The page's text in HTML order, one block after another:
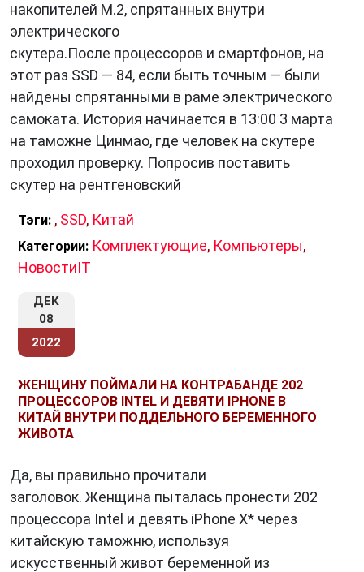
накопителей M.2, спрятанных внутри
электрического
скутера.После процессоров и смартфонов, на
этот раз SSD — 84, если быть точным — были
найдены спрятанными в раме электрического
самоката. История начинается в 13:00 3 марта
на таможне Цинмао, где человек на скутере
проходил проверку. Попросив поставить
скутер на рентгеновский
Тэги: , SSD, Китай
Категории: Комплектующие, Компьютеры,
НовостиIT
ДЕК
08
2022
ЖЕНЩИНУ ПОЙМАЛИ НА КОНТРАБАНДЕ 202
ПРОЦЕССОРОВ INTEL И ДЕВЯТИ IPHONE В
КИТАЙ ВНУТРИ ПОДДЕЛЬНОГО БЕРЕМЕННОГО
ЖИВОТА
Да, вы правильно прочитали
заголовок. Женщина пыталась пронести 202
процессора Intel и девять iPhone X* через
китайскую таможню, используя
искусственный живот беременной из